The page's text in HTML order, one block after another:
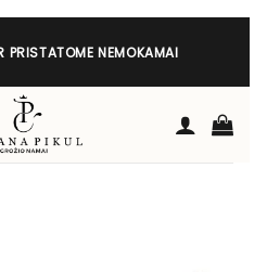
PRISTATOME NEMOKAMAI